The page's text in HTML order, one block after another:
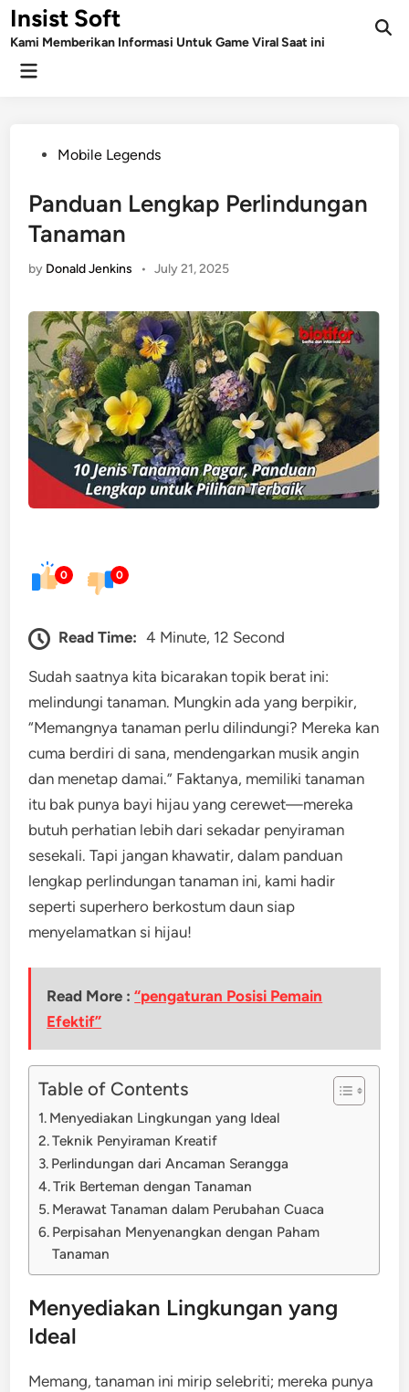
Skip
toInsist Soft
Kami Memberikan Informasi Untuk Game Viral Saat ini
Main
PostedMobile Legends
Panduan Lengkap Perlindungan
Tanaman
by Donald Jenkins • July 21, 2025
0 0
Read Time: 4 Minute, 12 Second
Sudah saatnya kita bicarakan topik berat ini:
melindungi tanaman. Mungkin ada yang berpikir,
“Memangnya tanaman perlu dilindungi? Mereka kan
cuma berdiri di sana, mendengarkan musik angin
dan menetap damai.” Faktanya, memiliki tanaman
itu bak punya bayi hijau yang cerewet—mereka
butuh perhatian lebih dari sekadar penyiraman
sesekali. Tapi jangan khawatir, dalam panduan
lengkap perlindungan tanaman ini, kami hadir
seperti superhero berkostum daun siap
menyelamatkan si hijau!
Read More :“pengaturan Posisi Pemain
Efektif”
Table of Contents
Menyediakan Lingkungan yang Ideal
Teknik Penyiraman Kreatif
Perlindungan dari Ancaman Serangga
Trik Berteman dengan Tanaman
Merawat Tanaman dalam Perubahan Cuaca
Perpisahan Menyenangkan dengan Paham
Tanaman
Menyediakan Lingkungan yang
Ideal
Memang, tanaman ini mirip selebriti; mereka punya